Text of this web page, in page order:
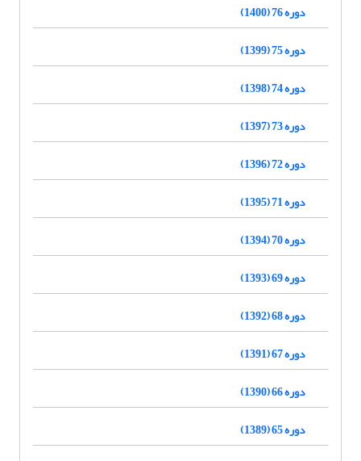
دوره 76 (1400)
دوره 75 (1399)
دوره 74 (1398)
دوره 73 (1397)
دوره 72 (1396)
دوره 71 (1395)
دوره 70 (1394)
دوره 69 (1393)
دوره 68 (1392)
دوره 67 (1391)
دوره 66 (1390)
دوره 65 (1389)